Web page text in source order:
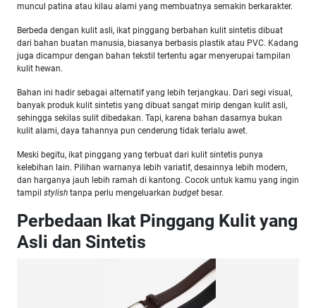
muncul patina atau kilau alami yang membuatnya semakin berkarakter.
Berbeda dengan kulit asli, ikat pinggang berbahan kulit sintetis dibuat
dari bahan buatan manusia, biasanya berbasis plastik atau PVC. Kadang
juga dicampur dengan bahan tekstil tertentu agar menyerupai tampilan
kulit hewan.
Bahan ini hadir sebagai alternatif yang lebih terjangkau. Dari segi visual,
banyak produk kulit sintetis yang dibuat sangat mirip dengan kulit asli,
sehingga sekilas sulit dibedakan. Tapi, karena bahan dasarnya bukan
kulit alami, daya tahannya pun cenderung tidak terlalu awet.
Meski begitu, ikat pinggang yang terbuat dari kulit sintetis punya
kelebihan lain. Pilihan warnanya lebih variatif, desainnya lebih modern,
dan harganya jauh lebih ramah di kantong. Cocok untuk kamu yang ingin
tampil stylish tanpa perlu mengeluarkan budget besar.
Perbedaan Ikat Pinggang Kulit yang
Asli dan Sintetis